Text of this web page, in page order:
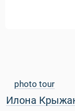
Дахаб
photo tour
Илона